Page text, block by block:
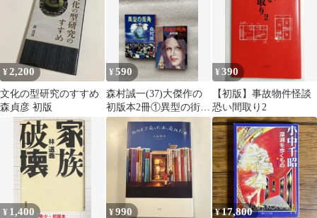
¥2,200
文化の型研究のすすめ
森貞彦 初版
¥590
森村誠一(37)大傑作の
初版本2冊①異型の街角
②高層の死角〜社会推
理、不朽の名作
¥390
【初版】事故物件怪談
恐い間取り2
¥ 1,400 ¥990 ¥17,800